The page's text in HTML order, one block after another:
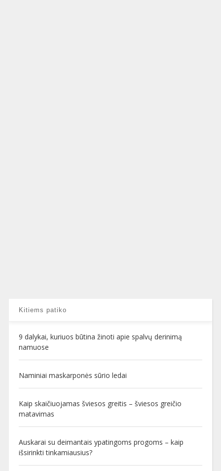
Kitiems patiko
9 dalykai, kuriuos būtina žinoti apie spalvų derinimą
namuose
Naminiai maskarponės sūrio ledai
Kaip skaičiuojamas šviesos greitis – šviesos greičio
matavimas
Auskarai su deimantais ypatingoms progoms – kaip
išsirinkti tinkamiausius?